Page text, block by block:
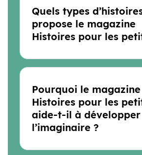
Quels types
propose le magazine
Histoires pour les
Pourquoi le magazine
Histoires pour les
aide-t-il à développer
l’imaginaire ?